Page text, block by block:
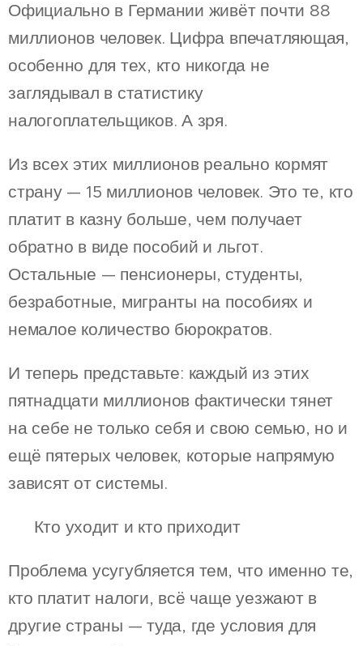
Официально в Германии живёт почти 88
миллионов человек. Цифра впечатляющая,
особенно для тех, кто никогда не
заглядывал в статистику
налогоплательщиков. А зря.
Из всех этих миллионов реально кормят
страну — 15 миллионов человек. Это те, кто
платит в казну больше, чем получает
обратно в виде пособий и льгот.
Остальные — пенсионеры, студенты,
безработные, мигранты на пособиях и
немалое количество бюрократов.
И теперь представьте: каждый из этих
пятнадцати миллионов фактически тянет
на себе не только себя и свою семью, но и
ещё пятерых человек, которые напрямую
зависят от системы.
🚪 Кто уходит и кто приходит
Проблема усугубляется тем, что именно те,
кто платит налоги, всё чаще уезжают в
другие страны — туда, где условия для